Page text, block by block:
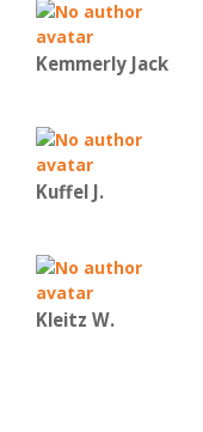
Kemmerly Jack
Kuffel J.
Kleitz W.